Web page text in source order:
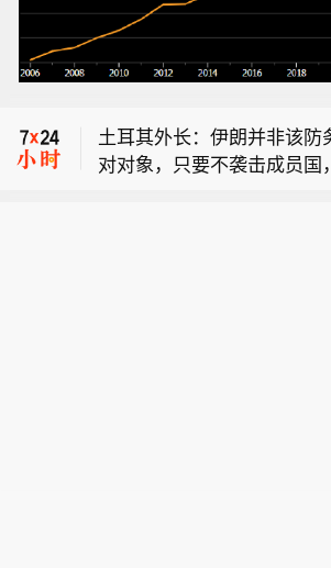
市场资讯：伊朗安全负责人
方纠正自身行为。
土耳其外长：伊朗并非该防
对对象，只要不袭击成员国